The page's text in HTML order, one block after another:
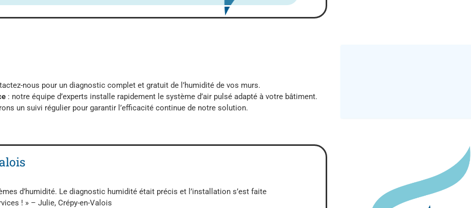
nous pour un diagnostic complet et gratuit de l’humidité de vos murs.
: notre équipe d’experts installe rapidement le système d’air pulsé adapté à votre bâtiment.
un suivi régulier pour garantir l’efficacité continue de notre solution.
d’humidité. Le diagnostic humidité était précis et l’installation s’est faite
! » – Julie, Crépy-en-Valois